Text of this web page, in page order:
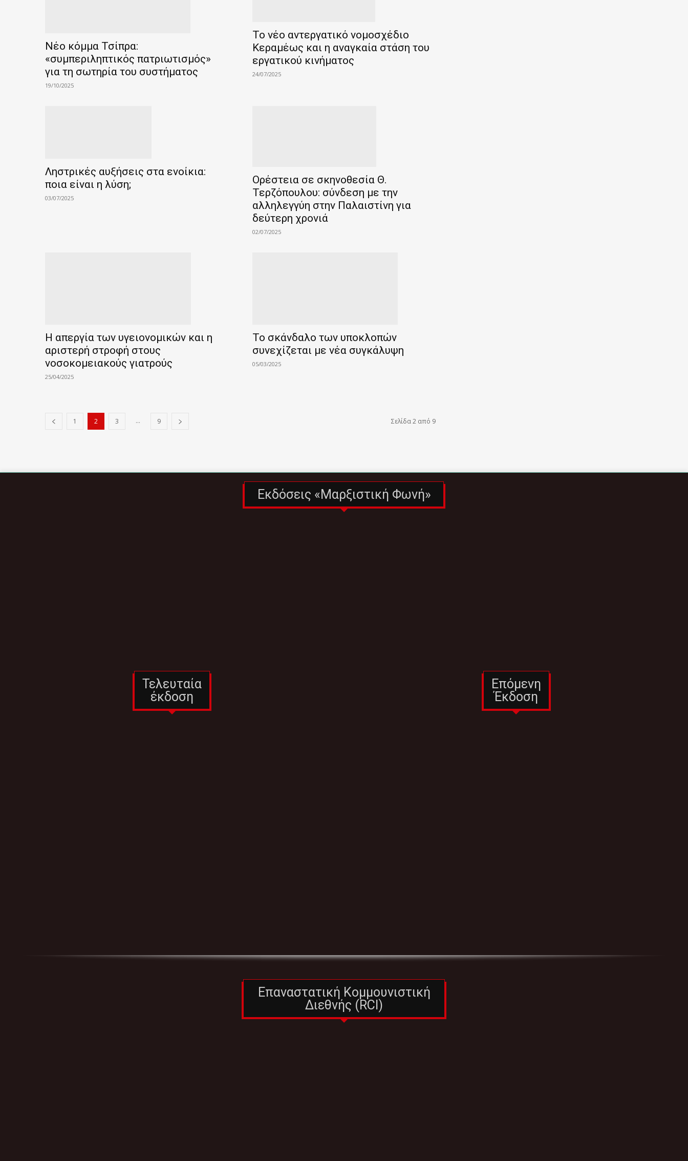
Nέο κόμμα Τσίπρα:
«συμπεριληπτικός πατριωτισμός»
για τη σωτηρία του συστήματος
19/10/2025
Το νέο αντεργατικό νομοσχέδιο
Κεραμέως και η αναγκαία στάση του
εργατικού κινήματος
24/07/2025
Ληστρικές αυξήσεις στα ενοίκια:
ποια είναι η λύση;
03/07/2025
Ορέστεια σε σκηνοθεσία Θ.
Τερζόπουλου: σύνδεση με την
αλληλεγγύη στην Παλαιστίνη για
δεύτερη χρονιά
02/07/2025
Η απεργία των υγειονομικών και η
αριστερή στροφή στους
νοσοκομειακούς γιατρούς
25/04/2025
Το σκάνδαλο των υποκλοπών
συνεχίζεται με νέα συγκάλυψη
05/03/2025
1 2 3 ... 9 Σελίδα 2 από 9
Εκδόσεις «Μαρξιστική Φωνή»
Τελευταία
έκδοση
Επόμενη
Έκδοση
Επαναστατική Κομμουνιστική
Διεθνής (RCI)